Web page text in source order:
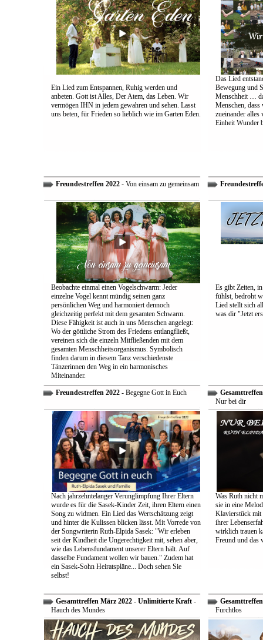
Ein Lied zum Entspannen, Ruhig werden und
anbeten. Gott ist Alles, Der Atem, das Leben. Wir
vermögen IHN in jedem gewahren und sehen. Lasst
uns beten, für Frieden so lieblich wie im Garten Eden.
Das Lied
Bewegung und
Menschheit …
Menschen,
zueinander alles
Einheit Wunder
Freundestreffen 2022- Von einsam zu gemeinsam
Beobachte einmal einen Vogelschwarm: Jeder
einzelne Vogel kennt mündig seinen ganz
persönlichen Weg und harmoniert dennoch
gleichzeitig perfekt mit dem gesamten Schwarm.
Diese Fähigkeit ist auch in uns Menschen angelegt:
Wo der göttliche Strom des Friedens entlangfließt,
vereinen sich die einzeln Mitfließenden mit dem
gesamten Menschheitsorganismus. Symbolisch
finden darum in diesem Tanz verschiedenste
Tänzerinnen den Weg in ein harmonisches
Miteinander.
Es gibt Zeiten,
fühlst, bedroht
Lied stellt sich
was dir "Jetzt
Freundestreffen 2022- Begegne Gott in Euch
Nach jahrzehntelanger Verunglimpfung Ihrer Eltern
wurde es für die Sasek-Kinder Zeit, ihren Eltern einen
Song zu widmen. Ein Lied das Wertschätzung zeigt
und hinter die Kulissen blicken lässt. Mit Vorrede von
der Songwriterin Ruth-Elpida Sasek: "Wir erleben
seit der Kindheit die Ungerechtigkeit mit, sehen aber,
wie das Lebensfundament unserer Eltern hält. Auf
dasselbe Fundament wollen wir bauen." Zudem hat
ein Sasek-Sohn Heiratspläne... Doch sehen Sie
selbst!
Nur bei dir
Was Ruth nicht
sie in eine
Klavierstück mit
ihrer
wirklich trauen
Freund und das
Gesamttreffen März 2022 - Unlimitierte Kraft -
Hauch des Mundes
Furchtlos